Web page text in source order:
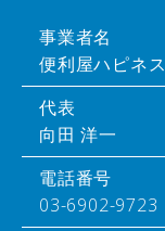
事業者名
便利屋ハピネス
代表
向田 洋一
電話番号
03-6902-9723